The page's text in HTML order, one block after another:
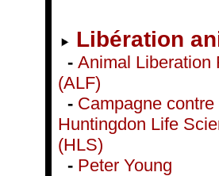
Libération
- Animal Liberation
(ALF)
- Campagne contre
Huntingdon Life
(HLS)
- Peter Young